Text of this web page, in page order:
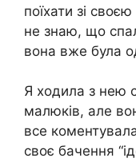
поїхати зі
не знаю, що
вона вже була
Я ходила з нею
малюків, але
все
своє бачення